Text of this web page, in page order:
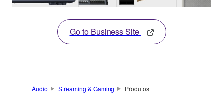
Go to Business Site
Áudio Streaming & Gaming Produtos